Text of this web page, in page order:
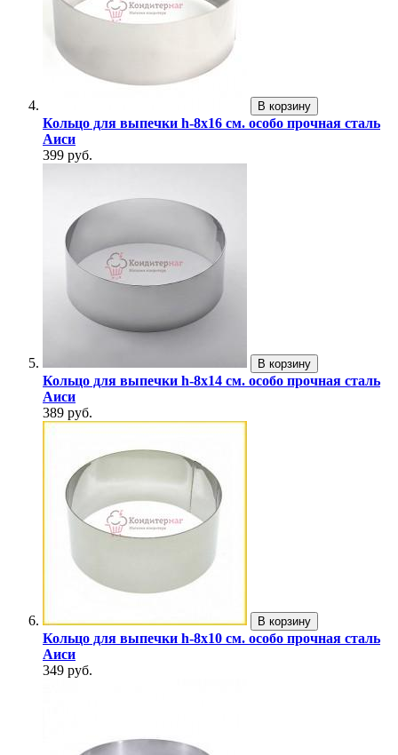
В корзину
Кольцо для выпечки h-8х16 см. особо прочная сталь
Аиси
399 руб.
В корзину
Кольцо для выпечки h-8х14 см. особо прочная сталь
Аиси
389 руб.
В корзину
Кольцо для выпечки h-8х10 см. особо прочная сталь
Аиси
349 руб.